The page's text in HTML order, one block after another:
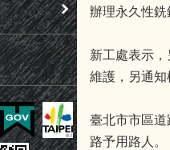
辦理永久性
新工處表示
維護，另通
臺北市市區
路予用路人。